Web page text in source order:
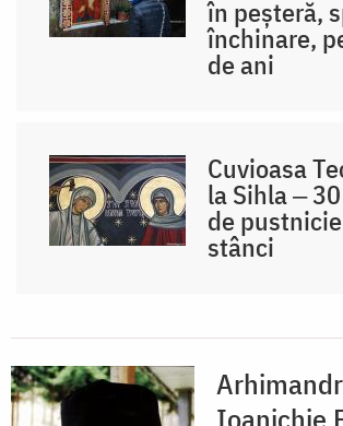
în peșteră,
închinare,
de ani
Cuvioasa
la Sihla ‒
de
stânci
Ioanichie